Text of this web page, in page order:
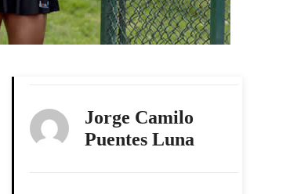
Jorge Camilo
Puentes Luna